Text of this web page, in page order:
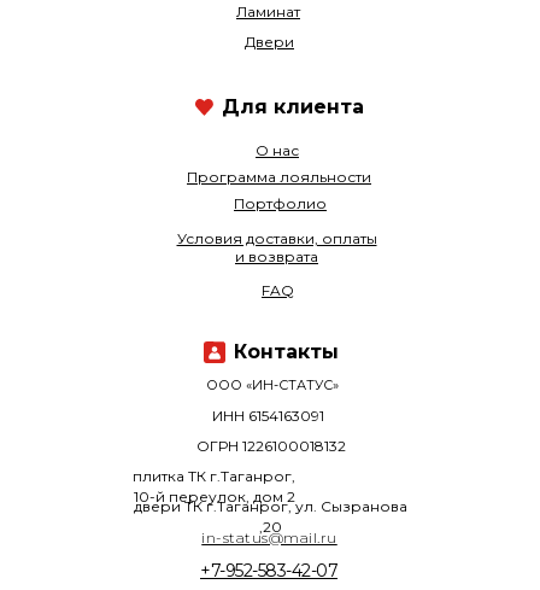
+7-952-583-42-07
О нас
Ламинат
Программа лояльности
Двери
Портфолио
ООО «ИН-СТАТУС»
плитка ТК г.Таганрог,
10-й переулок, дом 2
двери ТК г.Таганрог, ул. Сызранова
,20
ОГРН 1226100018132
ИНН 6154163091
Условия доставки, оплаты
и возврата
FAQ
in-status@mail.ru
Контакты
Для клиента